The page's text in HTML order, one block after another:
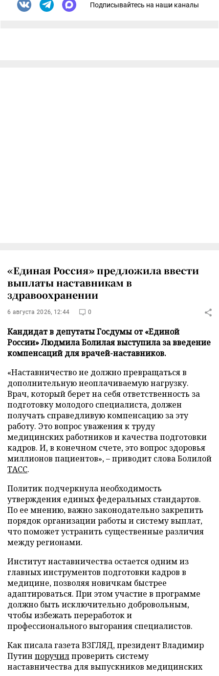
Подписывайтесь на наши каналы
«Единая Россия» предложила ввести
выплаты наставникам в
здравоохранении
6 августа 2026, 12:44 0
Кандидат в депутаты Госдумы от «Единой
России» Людмила Болилая выступила за введение
компенсаций для врачей-наставников.
«Наставничество не должно превращаться в
дополнительную неоплачиваемую нагрузку.
Врач, который берет на себя ответственность за
подготовку молодого специалиста, должен
получать справедливую компенсацию за эту
работу. Это вопрос уважения к труду
медицинских работников и качества подготовки
кадров. И, в конечном счете, это вопрос здоровья
миллионов пациентов», – приводит слова Болилой
ТАСС.
Политик подчеркнула необходимость
утверждения единых федеральных стандартов.
По ее мнению, важно законодательно закрепить
порядок организации работы и систему выплат,
что поможет устранить существенные различия
между регионами.
Институт наставничества остается одним из
главных инструментов подготовки кадров в
медицине, позволяя новичкам быстрее
адаптироваться. При этом участие в программе
должно быть исключительно добровольным,
чтобы избежать переработок и
профессионального выгорания специалистов.
Как писала газета ВЗГЛЯД, президент Владимир
Путин поручилпроверить систему
наставничества для выпускников медицинских